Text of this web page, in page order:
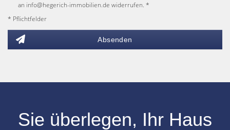
an info@hegerich-immobilien.de widerrufen. *
* Pflichtfelder
Absenden
Sie überlegen, Ihr Haus